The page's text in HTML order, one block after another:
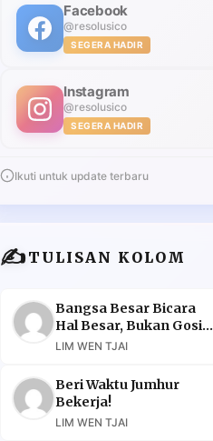
Facebook
@resolusico
SEGERA HADIR
Instagram
@resolusico
SEGERA HADIR
Ikuti untuk update terbaru
✍️TULISAN KOLOM
Bangsa Besar Bicara
Hal Besar, Bukan Gosip
Murahan
LIM WEN TJAI
Beri Waktu Jumhur
Bekerja!
LIM WEN TJAI